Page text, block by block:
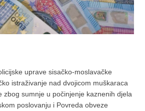
uprave sisačko-moslavačke
istraživanje nad dvojicom muškaraca
zbog sumnje u počinjenje kaznenih djela
poslovanju i Povreda obveze